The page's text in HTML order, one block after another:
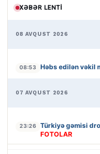
XƏBƏR LENTI
08 AVQUST 2026
08:53 Həbs edilən vəkil
07 AVQUST 2026
23:26 Türkiyə gəmisi
FOTOLAR